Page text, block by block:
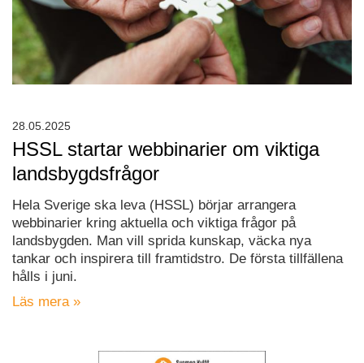
HSSL startar webbinarier om viktiga
landsbygdsfrågor
Hela Sverige ska leva (HSSL) börjar arrangera
webbinarier kring aktuella och viktiga frågor på
landsbygden. Man vill sprida kunskap, väcka nya
tankar och inspirera till framtidstro. De första tillfällena
hålls i juni.
Läs mera »
28.05.2025